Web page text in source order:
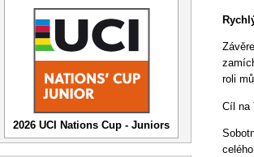
2026 UCI Nations Cup - Juniors
roli
Cíl na